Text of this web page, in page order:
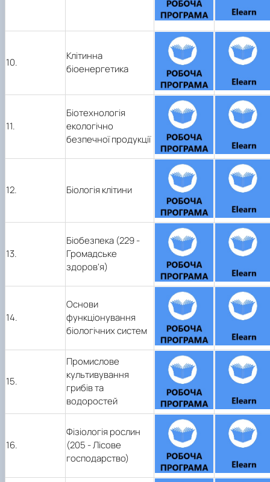
10.
Клітинна
біоенергетика
11.
Біотехнологія
екологічно
безпечної продукції
12. Біологія клітини
13.
Біобезпека (229 -
Громадське
здоров'я)
14.
Основи
функціонування
біологічних систем
15.
Промислове
культивування
грибів та
водоростей
16.
Фізіологія рослин
(205 - Лісове
господарство)